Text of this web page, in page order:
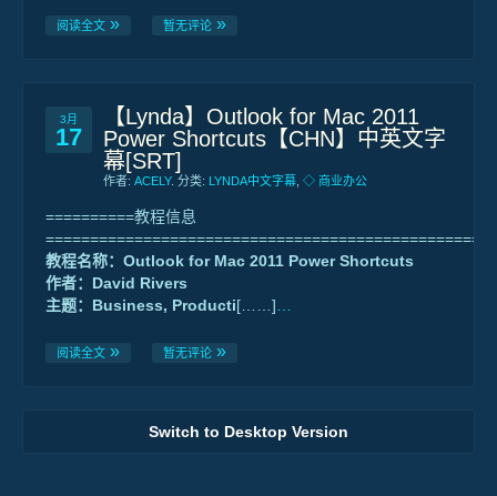
阅读全文 暂无评论
3月
17
【Lynda】Outlook for Mac 2011
Power Shortcuts【CHN】中英文字
幕[SRT]
作者: ACELY. 分类: LYNDA中文字幕 ◇ 商业办公
==========教程信息
教程名称：Outlook for Mac 2011 Power Shortcuts
作者：David Rivers
主题：Business, Producti[……]
阅读全文 暂无评论
Switch to Desktop Version